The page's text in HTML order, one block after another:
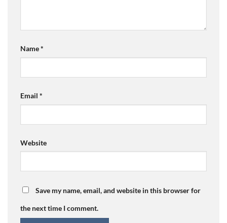
Name*
Email *
Website
Save my name, email, and website in this browser for
the next time I comment.